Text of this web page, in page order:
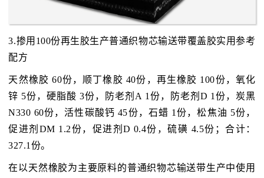
3.掺用100份再生胶生产普通织物芯输送带覆盖胶实用参考
配方
天然橡胶 60份，顺丁橡胶 40份，再生橡胶 100份，氧化
锌 5份，硬脂酸 3份，防老剂A 1份，防老剂D 1份，炭黑
N330 60份，活性碳酸钙 45份，石蜡 1份，松焦油 5份，
促进剂DM 1.2份，促进剂D 0.4份，硫磺 4.5份；合计：
327.1份。
在以天然橡胶为主要原料的普通织物芯输送带生产中使用